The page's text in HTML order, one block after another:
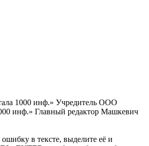
1000 инф.» Учредитель ООО
инф.» Главный редактор Машкевич
в тексте, выделите её и